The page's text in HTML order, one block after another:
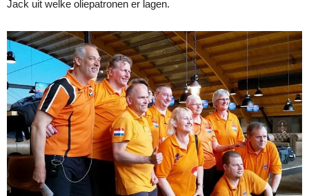
Jack uit welke oliepatronen er lagen.